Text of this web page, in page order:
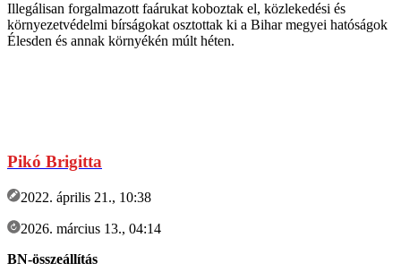
Illegálisan forgalmazott faárukat koboztak el, közlekedési és
környezetvédelmi bírságokat osztottak ki a Bihar megyei hatóságok
Élesden és annak környékén múlt héten.
Pikó Brigitta
2022. április 21., 10:38
2026. március 13., 04:14
BN-összeállítás